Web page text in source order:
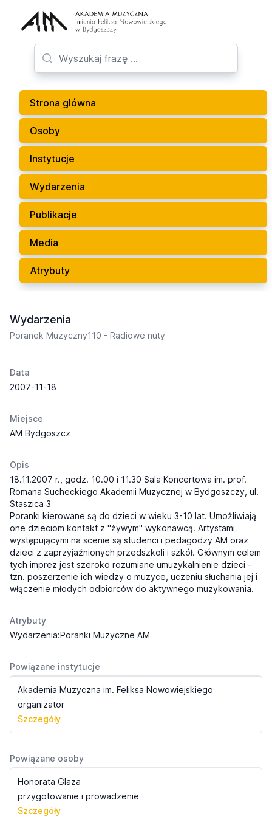
Strona glówna
Osoby
Instytucje
Wydarzenia
Publikacje
Media
Atrybuty
Wydarzenia
Poranek Muzyczny110 - Radiowe nuty
Data
2007-11-18
Miejsce
AM Bydgoszcz
Opis
18.11.2007 r., godz. 10.00 i 11.30 Sala Koncertowa im. prof.
Romana Sucheckiego Akademii Muzycznej w Bydgoszczy, ul.
Staszica 3
Poranki kierowane są do dzieci w wieku 3-10 lat. Umożliwiają
one dzieciom kontakt z "żywym" wykonawcą. Artystami
występującymi na scenie są studenci i pedagodzy AM oraz
dzieci z zaprzyjaźnionych przedszkoli i szkół. Głównym celem
tych imprez jest szeroko rozumiane umuzykalnienie dzieci -
tzn. poszerzenie ich wiedzy o muzyce, uczeniu słuchania jej i
włączenie młodych odbiorców do aktywnego muzykowania.
Atrybuty
Wydarzenia:Poranki Muzyczne AM
Powiązane instytucje
Akademia Muzyczna im. Feliksa Nowowiejskiego
organizator
Szczegóły
Powiązane osoby
Honorata Glaza
przygotowanie i prowadzenie
Szczegóły